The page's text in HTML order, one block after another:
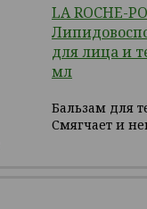
LA ROCHE-
для лица и
мл
Бальзам для
Смягчает и